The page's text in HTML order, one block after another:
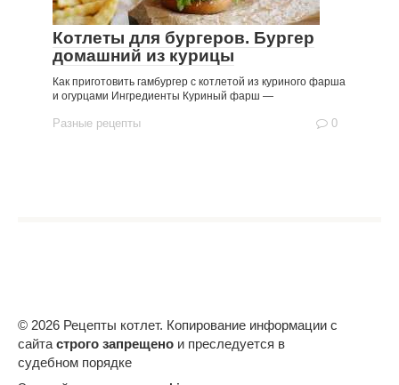
Котлеты для бургеров. Бургер
домашний из курицы
Как приготовить гамбургер с котлетой из куриного фарша
и огурцами Ингредиенты Куриный фарш —
Разные рецепты 0
© 2026 Рецепты котлет. Копирование информации с
сайта строго запрещено и преследуется в
судебном порядке